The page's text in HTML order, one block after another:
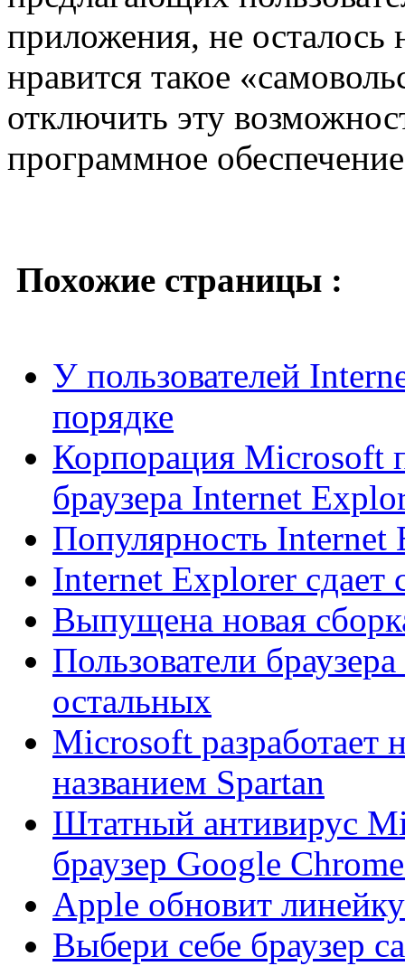
приложения, не
нравится такое
отключить эту
программное
Похожие страницы :
У пользователей
порядке
Корпорация Microsoft
браузера Internet
Популярность Internet
Internet Explorer сдает
Выпущена новая
Пользователи
остальных
Microsoft разработает
названием Spartan
Штатный антивирус
браузер Google
Apple обновит
Выбери себе браузер